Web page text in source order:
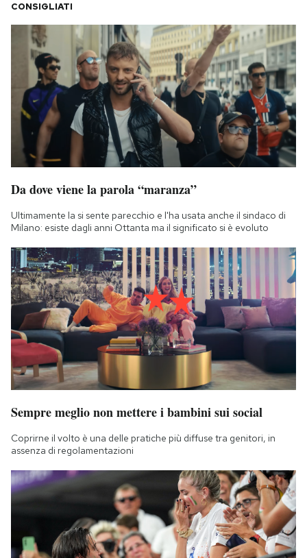
CONSIGLIATI
Da dove viene la parola “maranza”
Ultimamente la si sente parecchio e l'ha usata anche il sindaco di
Milano: esiste dagli anni Ottanta ma il significato si è evoluto
Sempre meglio non mettere i bambini sui social
Coprirne il volto è una delle pratiche più diffuse tra genitori, in
assenza di regolamentazioni